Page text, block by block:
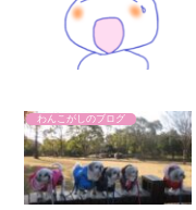
わんこがしのブログ